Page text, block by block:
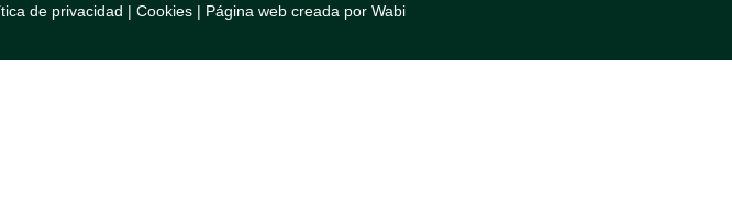
de privacidad | Cookies | Página web creada por Wabi